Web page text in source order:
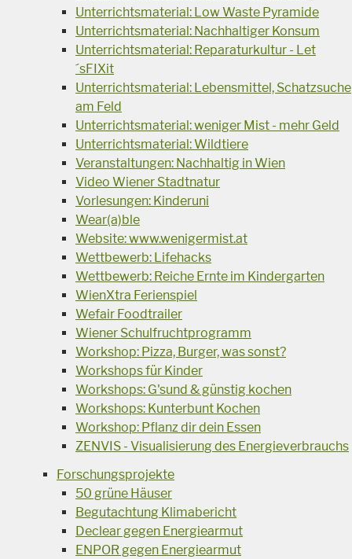
Unterrichtsmaterial: Low Waste Pyramide
Unterrichtsmaterial: Nachhaltiger Konsum
Unterrichtsmaterial: Reparaturkultur - Let
´sFIXit
Unterrichtsmaterial: Lebensmittel, Schatzsuche
am Feld
Unterrichtsmaterial: weniger Mist - mehr Geld
Unterrichtsmaterial: Wildtiere
Veranstaltungen: Nachhaltig in Wien
Video Wiener Stadtnatur
Vorlesungen: Kinderuni
Wear(a)ble
Website: www.wenigermist.at
Wettbewerb: Lifehacks
Wettbewerb: Reiche Ernte im Kindergarten
WienXtra Ferienspiel
Wefair Foodtrailer
Wiener Schulfruchtprogramm
Workshop: Pizza, Burger, was sonst?
Workshops für Kinder
Workshops: G'sund & günstig kochen
Workshops: Kunterbunt Kochen
Workshop: Pflanz dir dein Essen
ZENVIS - Visualisierung des Energieverbrauchs
Forschungsprojekte
50 grüne Häuser
Begutachtung Klimabericht
Declear gegen Energiearmut
ENPOR gegen Energiearmut